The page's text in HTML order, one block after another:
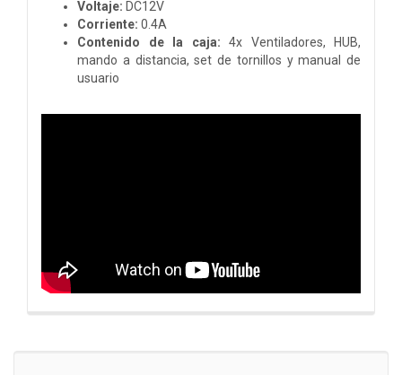
Voltaje: DC12V
Corriente: 0.4A
Contenido de la caja: 4x Ventiladores, HUB,
mando a distancia, set de tornillos y manual de
usuario